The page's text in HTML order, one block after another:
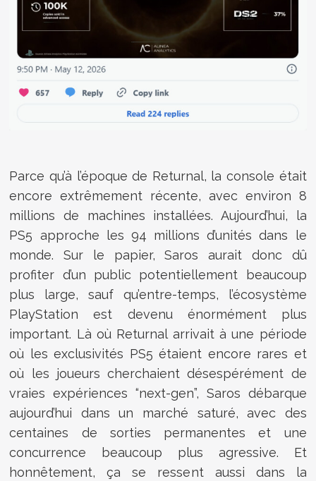
Parce qu’à l’époque de Returnal, la console était
encore extrêmement récente, avec environ 8
millions de machines installées. Aujourd’hui, la
PS5 approche les 94 millions d’unités dans le
monde. Sur le papier, Saros aurait donc dû
profiter d’un public potentiellement beaucoup
plus large, sauf qu’entre-temps, l’écosystème
PlayStation est devenu énormément plus
important. Là où Returnal arrivait à une période
où les exclusivités PS5 étaient encore rares et
où les joueurs cherchaient désespérément de
vraies expériences “next-gen”, Saros débarque
aujourd’hui dans un marché saturé, avec des
centaines de sorties permanentes et une
concurrence beaucoup plus agressive. Et
honnêtement, ça se ressent aussi dans la